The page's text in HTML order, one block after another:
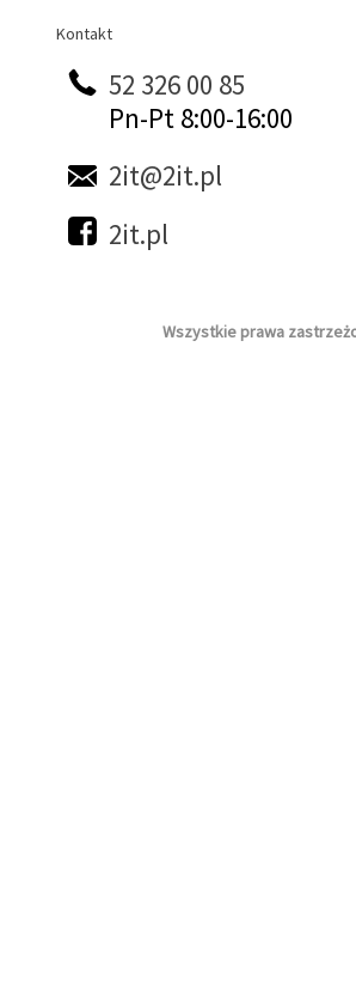
Kontakt
Kontakt
52 326 00 85
Pn-Pt 8:00-16:00
2it@2it.pl
2it.pl
Wszystkie prawa